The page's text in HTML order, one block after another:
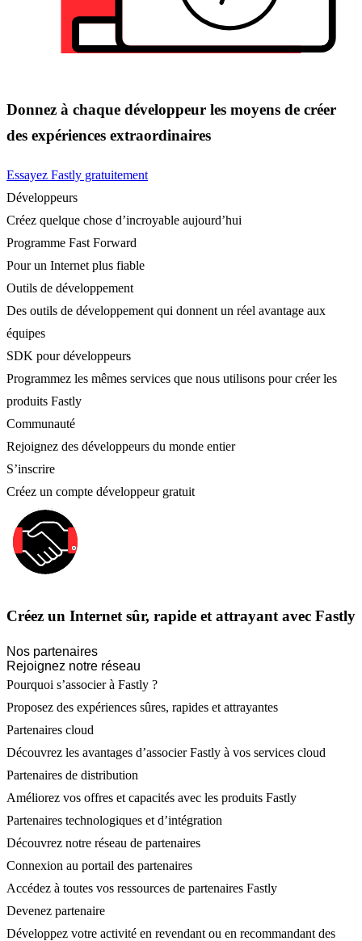
Donnez à chaque développeur les moyens de créer
des expériences extraordinaires
Essayez Fastly gratuitement
Développeurs
Créez quelque chose d’incroyable aujourd’hui
Programme Fast Forward
Pour un Internet plus fiable
Outils de développement
Des outils de développement qui donnent un réel avantage aux
équipes
SDK pour développeurs
Programmez les mêmes services que nous utilisons pour créer les
produits Fastly
Communauté
Rejoignez des développeurs du monde entier
S’inscrire
Créez un compte développeur gratuit
Créez un Internet sûr, rapide et attrayant avec Fastly
Nos partenaires
Rejoignez notre réseau
Pourquoi s’associer à Fastly ?
Proposez des expériences sûres, rapides et attrayantes
Partenaires cloud
Découvrez les avantages d’associer Fastly à vos services cloud
Partenaires de distribution
Améliorez vos offres et capacités avec les produits Fastly
Partenaires technologiques et d’intégration
Découvrez notre réseau de partenaires
Connexion au portail des partenaires
Accédez à toutes vos ressources de partenaires Fastly
Devenez partenaire
Développez votre activité en revendant ou en recommandant des